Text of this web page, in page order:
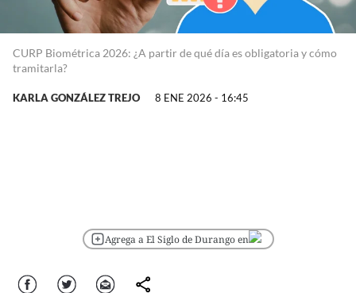
CURP Biométrica 2026: ¿A partir de qué día es obligatoria y cómo
tramitarla?
KARLA GONZÁLEZ TREJO 8 ENE 2026 - 16:45
Agrega a El Siglo de Durango en
Facebook Twitter Correo comparte